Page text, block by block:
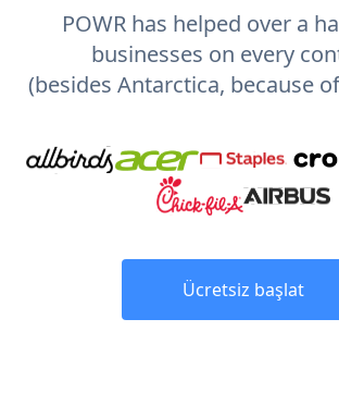
POWR has helped over a
businesses on every
(besides Antarctica, because
Ücretsiz başlat